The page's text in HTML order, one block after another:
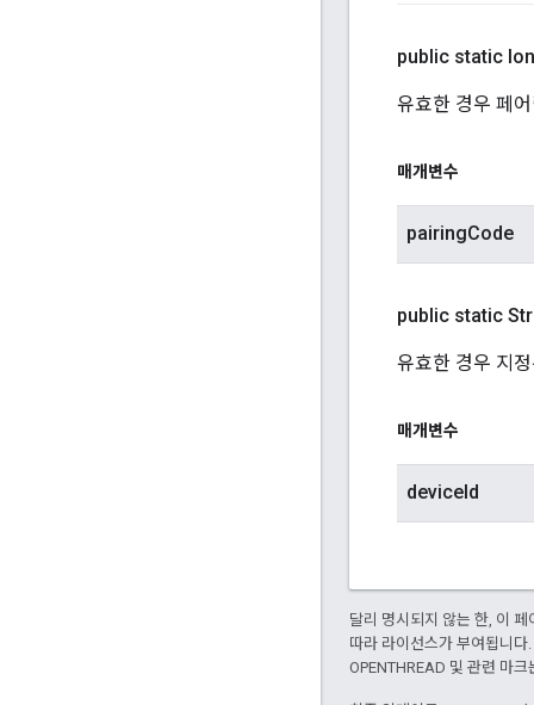
public static
유효한 경우 페
매개변수
pairingCode
public static
유효한 경우 지
매개변수
deviceId
달리 명시되지 않는 한, 이
따라 라이선스가 부여됩니
OPENTHREAD 및 관련 마